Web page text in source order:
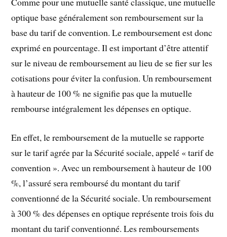
optique base généralement son remboursement sur la
base du tarif de convention. Le remboursement est donc
exprimé en pourcentage. Il est important d’être attentif
sur le niveau de remboursement au lieu de se fier sur les
cotisations pour éviter la confusion. Un remboursement
à hauteur de 100 % ne signifie pas que la mutuelle
rembourse intégralement les dépenses en optique.
En effet, le remboursement de la mutuelle se rapporte
sur le tarif agrée par la Sécurité sociale, appelé « tarif de
convention ». Avec un remboursement à hauteur de 100
%, l’assuré sera remboursé du montant du tarif
conventionné de la Sécurité sociale. Un remboursement
à 300 % des dépenses en optique représente trois fois du
montant du tarif conventionné. Les remboursements